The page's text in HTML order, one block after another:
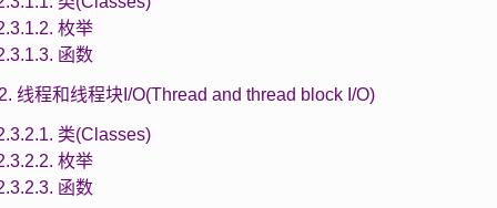
枚举
函数
线程和线程块I/O(Thread and thread block I/O)
类(Classes)
枚举
函数